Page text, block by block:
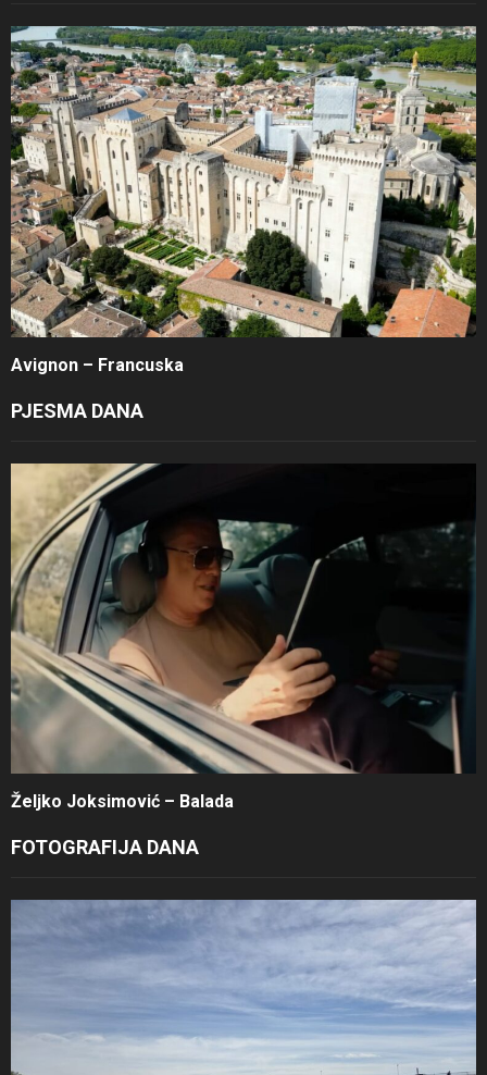
Avignon – Francuska
PJESMA DANA
Željko Joksimović – Balada
FOTOGRAFIJA DANA